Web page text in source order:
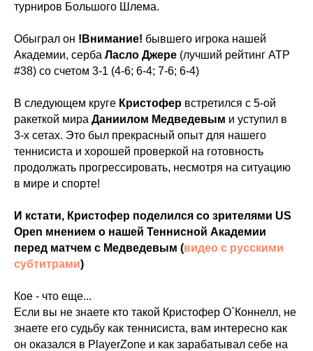
турниров Большого Шлема.
Обыграл он !Внимание! бывшего игрока нашей
Академии, серба Ласло Джере (лучший рейтинг ATP
#38) со счетом 3-1 (4-6; 6-4; 7-6; 6-4)
В следующем круге Кристофер встретился с 5-ой
ракеткой мира Даниилом Медведевым и уступил в
3-х сетах. Это был прекрасный опыт для нашего
теннисиста и хорошей проверкой на готовность
продолжать прогрессировать, несмотря на ситуацию
в мире и спорте!
И кстати, Кристофер поделился со зрителями US
Open мнением о нашей Теннисной Академии
перед матчем с Медведевым (видео c русскими
субтитрами)
Кое - что еще...
Если вы не знаете кто такой Кристофер О`Коннелл, не
знаете его судьбу как теннисиста, вам интересно как
он оказался в PlayerZone и как зарабатывал себе на